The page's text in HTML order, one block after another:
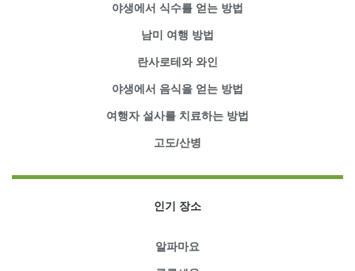
야생에서 식수를 얻는 방법
남미 여행 방법
란사로테와 와인
야생에서 음식을 얻는 방법
여행자 설사를 치료하는 방법
고도/산병
인기 장소
알파마요